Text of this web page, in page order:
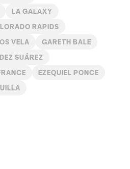
LA GALAXY
RAPIDS
VELA GARETH BALE
SUÁREZ
EZEQUIEL PONCE